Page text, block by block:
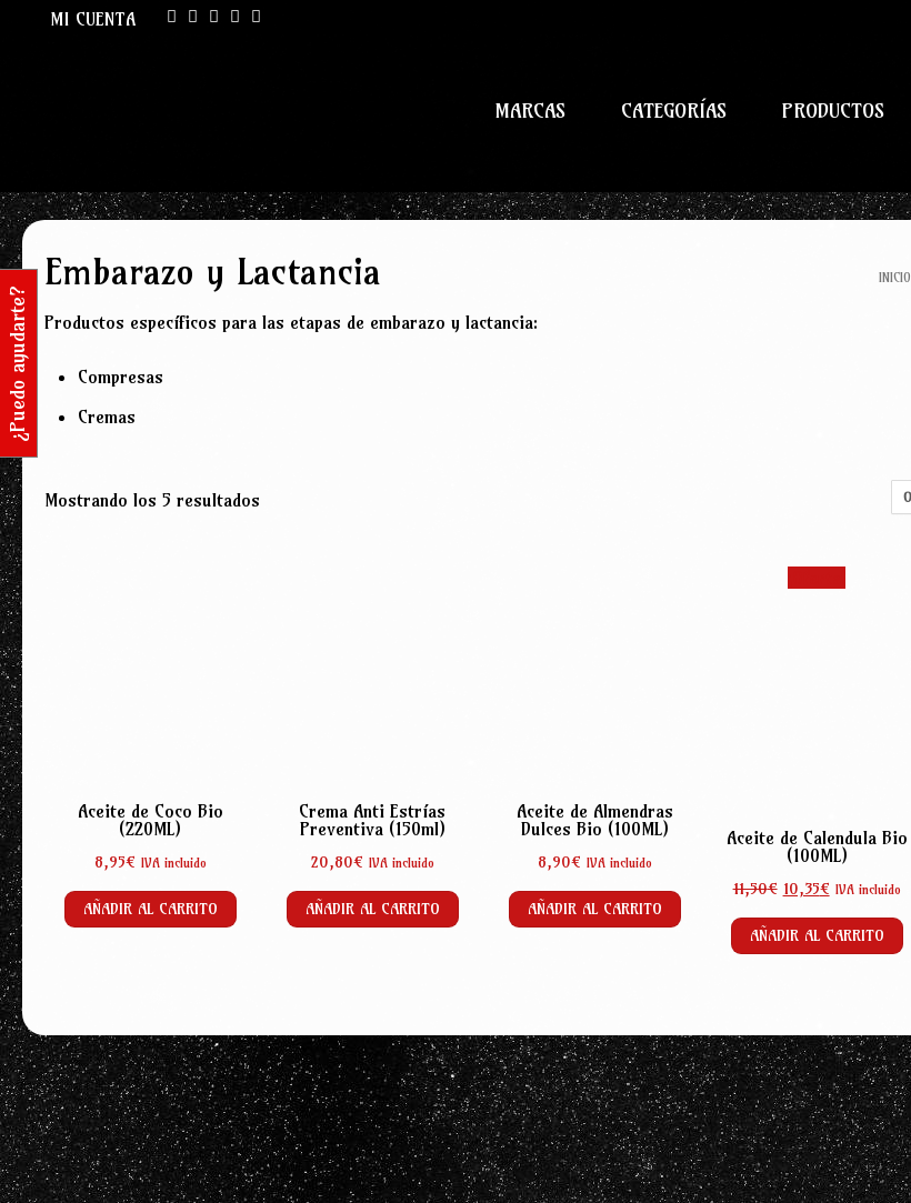
MI CUENTA
MARCAS CATEGORÍAS PRODUCTOS
INICIO
Embarazo y Lactancia
Productos específicos para las etapas de embarazo y lactancia:
Compresas
Cremas
Mostrando los 5 resultados
Aceite de Coco Bio
(220ML)
8,95€ IVA incluido
AÑADIR AL CARRITO
Crema Anti Estrías
Preventiva (150ml)
20,80€ IVA incluido
AÑADIR AL CARRITO
Aceite de Almendras
Dulces Bio (100ML)
8,90€ IVA incluido
AÑADIR AL CARRITO
Aceite de Calendula Bio
(100ML)
11,50€ El
original
era:
10,35€El
actual
es:
IVA incluido
AÑADIR AL CARRITO
¿Puedo ayudarte?